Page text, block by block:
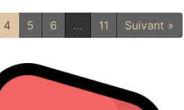
4 5 6 … 11 Suivant »